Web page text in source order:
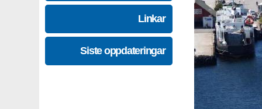
Linkar
Siste oppdateringar